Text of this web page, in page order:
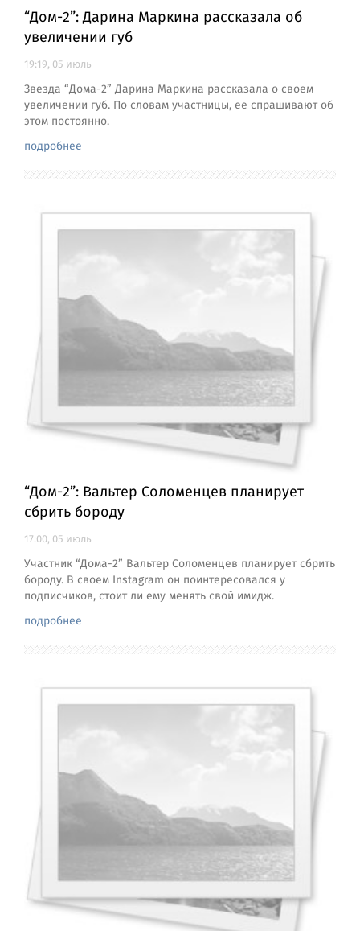
“Дом-2”: Дарина Маркина рассказала об
увеличении губ
19:19, 05 июль
Звезда “Дома-2” Дарина Маркина рассказала о своем
увеличении губ. По словам участницы, ее спрашивают об
этом постоянно.
подробнее
“Дом-2”: Вальтер Соломенцев планирует
сбрить бороду
17:00, 05 июль
Участник “Дома-2” Вальтер Соломенцев планирует сбрить
бороду. В своем Instagram он поинтересовался у
подписчиков, стоит ли ему менять свой имидж.
подробнее